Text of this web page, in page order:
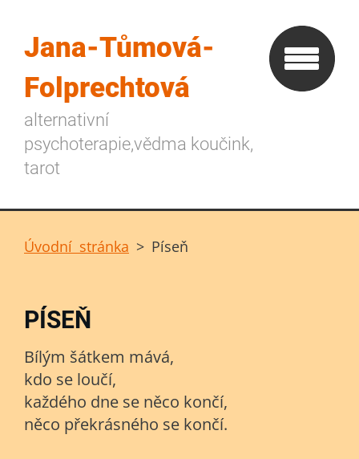
Jana-Tůmová-
Folprechtová
alternativní
psychoterapie,vědma koučink,
tarot
Úvodní stránka > Píseň
PÍSEŇ
Bílým šátkem mává,
kdo se loučí,
každého dne se něco končí,
něco překrásného se končí.